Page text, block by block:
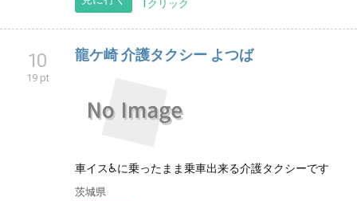
クリック
10
19 pt
龍ケ崎 介護タクシー よつば
車イス♿に乗ったまま乗車出来る介護タクシーです
茨城県